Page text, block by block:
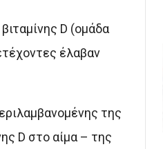
D (ομάδα
έλαβαν
της
D στο αίμα – της